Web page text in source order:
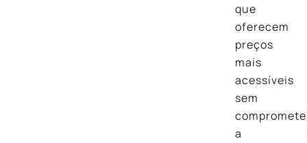
que
oferecem
preços
mais
acessíveis
sem
a